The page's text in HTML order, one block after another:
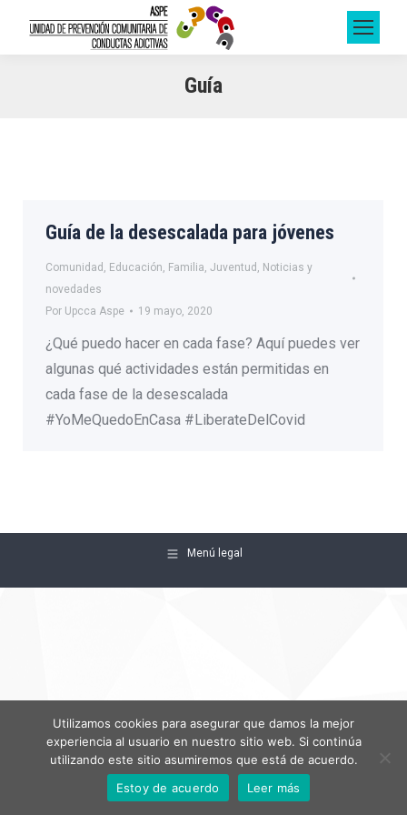
Guía
Guía de la desescalada para jóvenes
Comunidad , Educación, Familia, Juventud , Noticias y
novedades
Por Upcca Aspe 19 mayo, 2020
¿Qué puedo hacer en cada fase? Aquí puedes ver
algunas qué actividades están permitidas en
cada fase de la desescalada
#YoMeQuedoEnCasa #LiberateDelCovid
Menú legal
Utilizamos cookies para asegurar que damos la mejor
experiencia al usuario en nuestro sitio web. Si continúa
utilizando este sitio asumiremos que está de acuerdo.
Estoy de acuerdo
Leer más